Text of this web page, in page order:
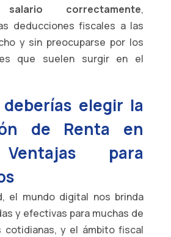
correctamente,
deducciones fiscales a las
y sin preocuparse por los
que suelen surgir en el
elegir la
de Renta en
para
el mundo digital nos brinda
y efectivas para muchas de
cotidianas, y el ámbito fiscal